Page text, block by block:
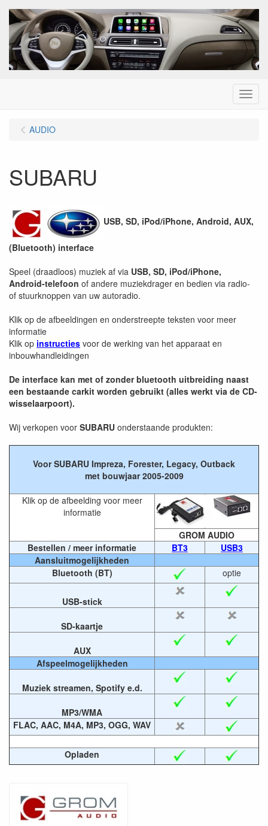
Menu
AUDIO
SUBARU
USB, SD, iPod/iPhone, Android, AUX,
(Bluetooth) interface
Speel (draadloos) muziek af via USB, SD, iPod/iPhone,
Android-telefoon of andere muziekdrager en bedien via radio-
of stuurknoppen van uw autoradio.
Klik op de afbeeldingen en onderstreepte teksten voor meer
informatie
Klik op instructies voor de werking van het apparaat en
inbouwhandleidingen
De interface kan met of zonder bluetooth uitbreiding naast
een bestaande carkit worden gebruikt (alles werkt via de CD-
wisselaarpoort).
Wij verkopen voor SUBARU onderstaande produkten:
Voor SUBARU Impreza, Forester, Legacy, Outback
met bouwjaar 2005-2009
Klik op de afbeelding voor meer
informatie
GROM AUDIO
Bestellen / meer informatie
BT3
USB3
Aansluitmogelijkheden
Bluetooth (BT)
optie
USB-stick
SD-kaartje
AUX
Afspeelmogelijkheden
Muziek streamen, Spotify e.d.
MP3/WMA
FLAC, AAC, M4A, MP3, OGG, WAV
Opladen